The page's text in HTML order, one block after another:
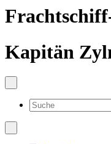
Kapitän